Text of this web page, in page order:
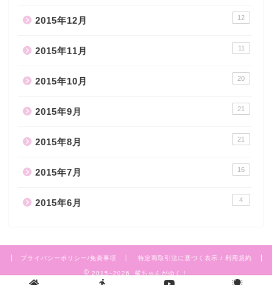
2015年12月 12
2015年11月 11
2015年10月 20
2015年9月 21
2015年8月 21
2015年7月 16
2015年6月 4
プライバシーポリシー/免責事項 特定商取引法に基づく表示 / 利用規約
2015–2026 横ちゃんがゆく！